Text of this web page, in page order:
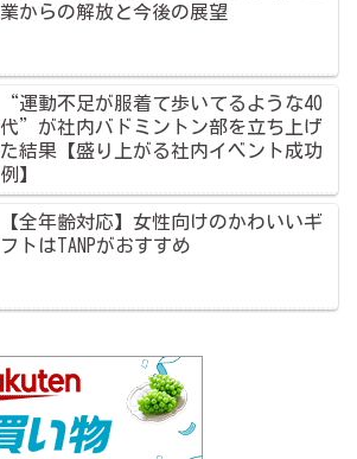
業からの解放と今後の展望
“運動不足が服着て歩いてるような40
代”が社内バドミントン部を立ち上げ
た結果【盛り上がる社内イベント成功
例】
【全年齢対応】女性向けのかわいいギ
フトはTANPがおすすめ